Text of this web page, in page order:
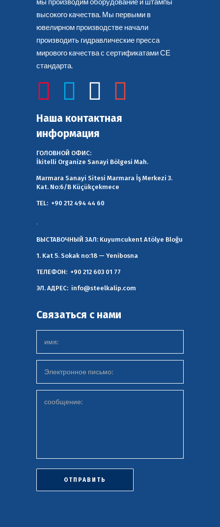
высокого качества. Мы первыми в
ювелирном производстве начали
производить гидравлические пресса
мирового качества с сертификатами СЕ
стандарта.
Наша контактная
информация
ГОЛОВНОЙ ОФИС:
İkitelli Organize Sanayi Bölgesi Mah.
Marmara Sanayi Sitesi Marmara İş Merkezi 3.
Kat. No:6/B Küçükçekmece
TEL: +90 212 494 44 60
.
ВЫСТАВОЧНЫЙ ЗАЛ: Kuyumcukent Atölye Bloğu
1. Kat 5. Sokak no:18 — Yenibosna
ТЕЛЕФОН: +90 212 603 01 77
ЭЛ. АДРЕС: info@steelkalip.com
Связаться с нами